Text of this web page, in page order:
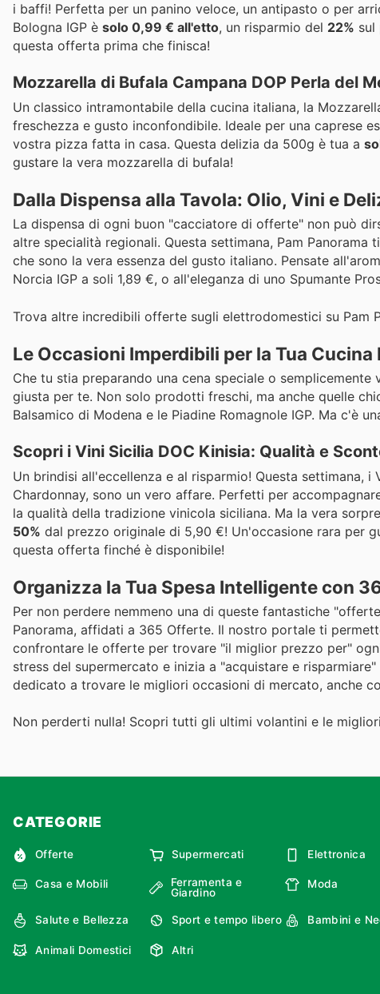
i baffi! Perfetta per un panino veloce, un antipasto o per
Bologna IGP è solo 0,99 € all'etto, un risparmio del 22% sul
questa offerta prima che finisca!
Mozzarella di Bufala Campana DOP Perla del
Un classico intramontabile della cucina italiana, la
freschezza e gusto inconfondibile. Ideale per una caprese
vostra pizza fatta in casa. Questa delizia da 500g è tua a
gustare la vera mozzarella di bufala!
Dalla Dispensa alla Tavola: Olio, Vini e
La dispensa di ogni buon "cacciatore di offerte" non può
altre specialità regionali. Questa settimana, Pam
che sono la vera essenza del gusto italiano. Pensate
Norcia IGP a soli 1,89 €, o all'eleganza di uno Spumante
Trova altre incredibili offerte sugli elettrodomestici su Pam
Le Occasioni Imperdibili per la Tua Cucina
Che tu stia preparando una cena speciale o
giusta per te. Non solo prodotti freschi, ma anche quelle
Balsamico di Modena e le Piadine Romagnole IGP. Ma c'è
Scopri i Vini Sicilia DOC Kinisia: Qualità e
Un brindisi all'eccellenza e al risparmio! Questa settimana,
Chardonnay, sono un vero affare. Perfetti per
la qualità della tradizione vinicola siciliana. Ma la vera
50% dal prezzo originale di 5,90 €! Un'occasione rara per
questa offerta finché è disponibile!
Organizza la Tua Spesa Intelligente con
Per non perdere nemmeno una di queste fantastiche
Panorama, affidati a 365 Offerte. Il nostro portale ti
confrontare le offerte per trovare "il miglior prezzo per"
stress del supermercato e inizia a "acquistare e
dedicato a trovare le migliori occasioni di mercato, anche
Non perderti nulla! Scopri tutti gli ultimi volantini e le
CATEGORIE
Offerte Supermercati Elettronica
Casa e Mobili
Ferramenta e
Giardino
Moda
Salute e Bellezza Sport e tempo libero Bambini e
Animali Domestici Altri